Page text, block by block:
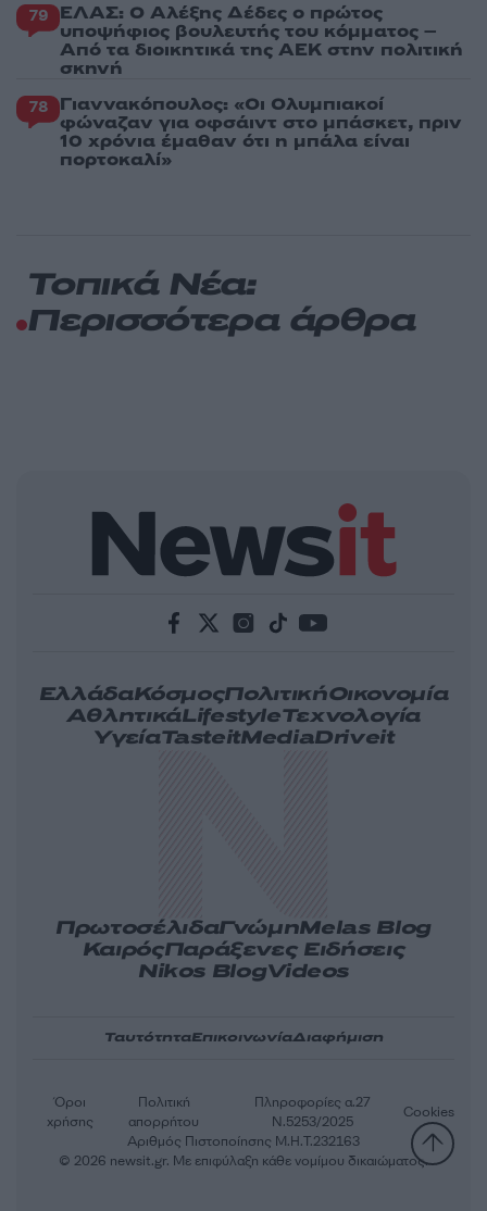
79 ΕΛΑΣ: Ο Αλέξης Δέδες ο πρώτος
υποψήφιος βουλευτής του κόμματος –
Από τα διοικητικά της ΑΕΚ στην πολιτική
σκηνή
78 Γιαννακόπουλος: «Οι Ολυμπιακοί
φώναζαν για οφσάιντ στο μπάσκετ, πριν
10 χρόνια έμαθαν ότι η μπάλα είναι
πορτοκαλί»
Τοπικά Νέα:
Περισσότερα άρθρα
ΕλλάδαΚόσμοςΠολιτικήΟικονομία
ΑθλητικάLifestyleΤεχνολογία
ΥγείαTasteitMediaDriveit
ΠρωτοσέλιδαΓνώμηMelas Blog
ΚαιρόςΠαράξενες Ειδήσεις
Nikos BlogVideos
ΤαυτότηταΕπικοινωνίαΔιαφήμιση
Αριθμός Πιστοποίησης Μ.Η.Τ.232163
Όροι
χρήσης
Πολιτική
απορρήτου
Πληροφορίες α.27
Ν.5253/2025
Cookies
© 2026 newsit.gr. Με επιφύλαξη κάθε νομίμου δικαιώματος.